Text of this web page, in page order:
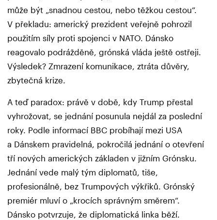
může být „snadnou cestou, nebo těžkou cestou“.
V překladu: americký prezident veřejně pohrozil
použitím síly proti spojenci v NATO. Dánsko
reagovalo podrážděně, grónská vláda ještě ostřeji.
Výsledek? Zmrazení komunikace, ztráta důvěry,
zbytečná krize.
A teď paradox: právě v době, kdy Trump přestal
vyhrožovat, se jednání posunula nejdál za poslední
roky. Podle informací BBC probíhají mezi USA
a Dánskem pravidelná, pokročilá jednání o otevření
tří nových amerických základen v jižním Grónsku.
Jednání vede malý tým diplomatů, tiše,
profesionálně, bez Trumpových výkřiků. Grónský
premiér mluví o „krocích správným směrem“.
Dánsko potvrzuje, že diplomatická linka běží.